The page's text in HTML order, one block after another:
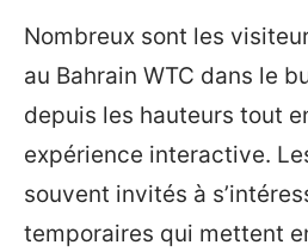
Nombreux sont les
au Bahrain WTC dans le
depuis les hauteurs tout
expérience interactive.
souvent invités à
temporaires qui mettent